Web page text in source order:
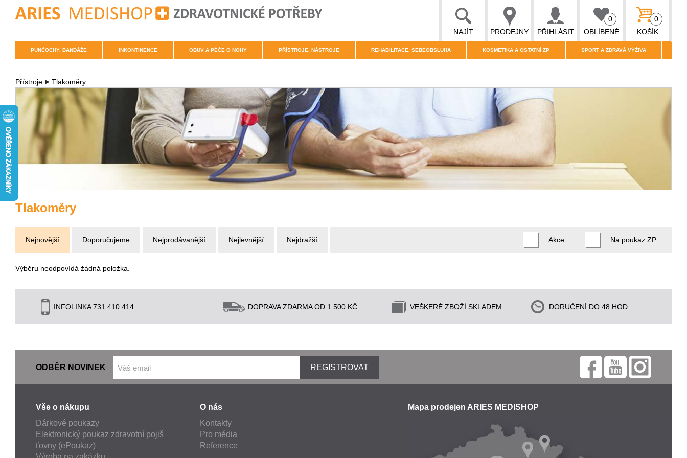
NAJÍT PRODEJNY PŘIHLÁSIT OBLÍBENÉ
0
KOŠÍK
0
PUNČOCHY, BANDÁŽE INKONTINENCE OBUV A PÉČE O NOHY PŘÍSTROJE, NÁSTROJE REHABILITACE, SEBEOBSLUHA KOSMETIKA A OSTATNÍ ZP SPORT A ZDRAVÁ VÝŽIVA
Přístroje Tlakoměry
Tlakoměry
Nejnovější Doporučujeme Nejprodávanější Nejlevnější Nejdražší Akce Na poukaz ZP
Výběru neodpovídá žádná položka.
INFOLINKA 731 410 414 DOPRAVA ZDARMA OD 1.500 KČ VEŠKERÉ ZBOŽÍ SKLADEM DORUČENÍ DO 48 HOD.
ODBĚR NOVINEK REGISTROVAT
Vše o nákupu
Dárkové poukazy
Elektronický poukaz zdravotní pojiš
ťovny (ePoukaz)
O nás
Kontakty
Pro média
Reference
Mapa prodejen ARIES MEDISHOP